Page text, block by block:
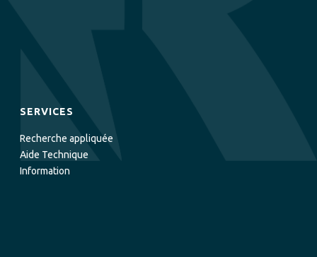
SERVICES
Recherche appliquée
Aide Technique
Information